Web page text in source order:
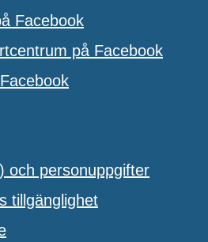
Facebook
på Facebook
och personuppgifter
tillgänglighet